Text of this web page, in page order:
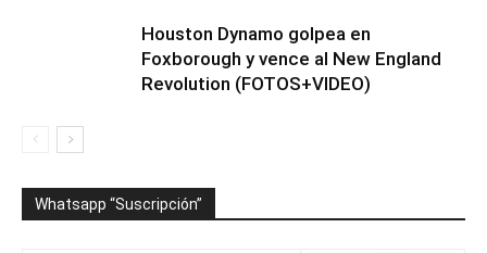
Houston Dynamo golpea en
Foxborough y vence al New England
Revolution (FOTOS+VIDEO)
Whatsapp “Suscripción”